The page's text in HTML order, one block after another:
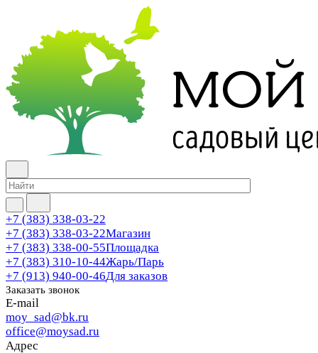
+7 (383) 338-03-22
+7 (383) 338-03-22Магазин
+7 (383) 338-00-55Площадка
+7 (383) 310-10-44Жарь/Парь
+7 (913) 940-00-46Для заказов
Заказать звонок
E-mail
moy_sad@bk.ru
office@moysad.ru
Адрес